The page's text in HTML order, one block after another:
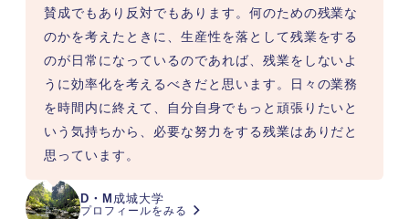
D・M 成城大学
プロフィールをみる
賛成でもあり反対でもあります。何のための残業な
のかを考えたときに、生産性を落として残業をする
のが日常になっているのであれば、残業をしないよ
うに効率化を考えるべきだと思います。日々の業務
を時間内に終えて、自分自身でもっと頑張りたいと
いう気持ちから、必要な努力をする残業はありだと
思っています。